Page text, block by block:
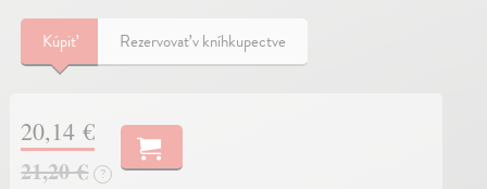
Kúpiť Rezervovať v kníhkupectve
20,14 €
21,20 €
?